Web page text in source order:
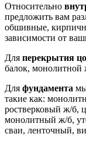
Относительно
предложить вам
обшивные,
зависимости от
Для перекрытия
балок,
Для фундамента
такие как:
ростверковый ж/б,
монолитный ж/б,
сваи, ленточный,